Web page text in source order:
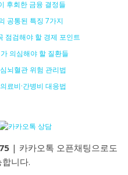
후회한 금융 결정들
공통된 특징 7가지
점검해야 할 경제 포인트
의심해야 할 질환들
뇌혈관 위험 관리법
료비·간병비 대응법
| 카카오톡 오픈채팅으로도
니다.